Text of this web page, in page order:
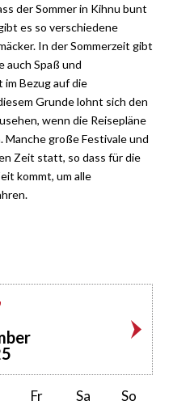
der Sommer in Kihnu bunt
es so verschiedene
In der Sommerzeit gibt
auch Spaß und
Bezug auf die
Grunde lohnt sich den
wenn die Reisepläne
große Festivale und
Zeit statt, so dass für die
kommt, um alle
Fr Sa So